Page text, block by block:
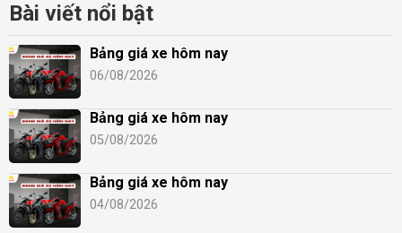
Bài viết nổi bật
Bảng giá xe hôm nay
06/08/2026
Bảng giá xe hôm nay
05/08/2026
Bảng giá xe hôm nay
04/08/2026